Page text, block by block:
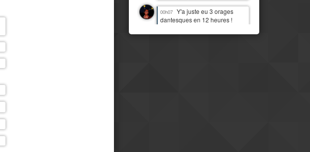
00h07
Y'a juste eu 3 orages
dantesques en 12 heures !
quand c'était juste de la pluie !